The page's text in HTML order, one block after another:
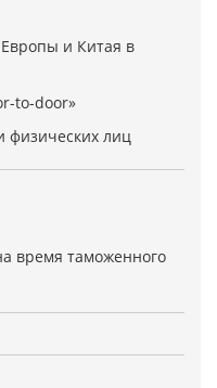
и Китая в
to-door»
физических лиц
время таможенного